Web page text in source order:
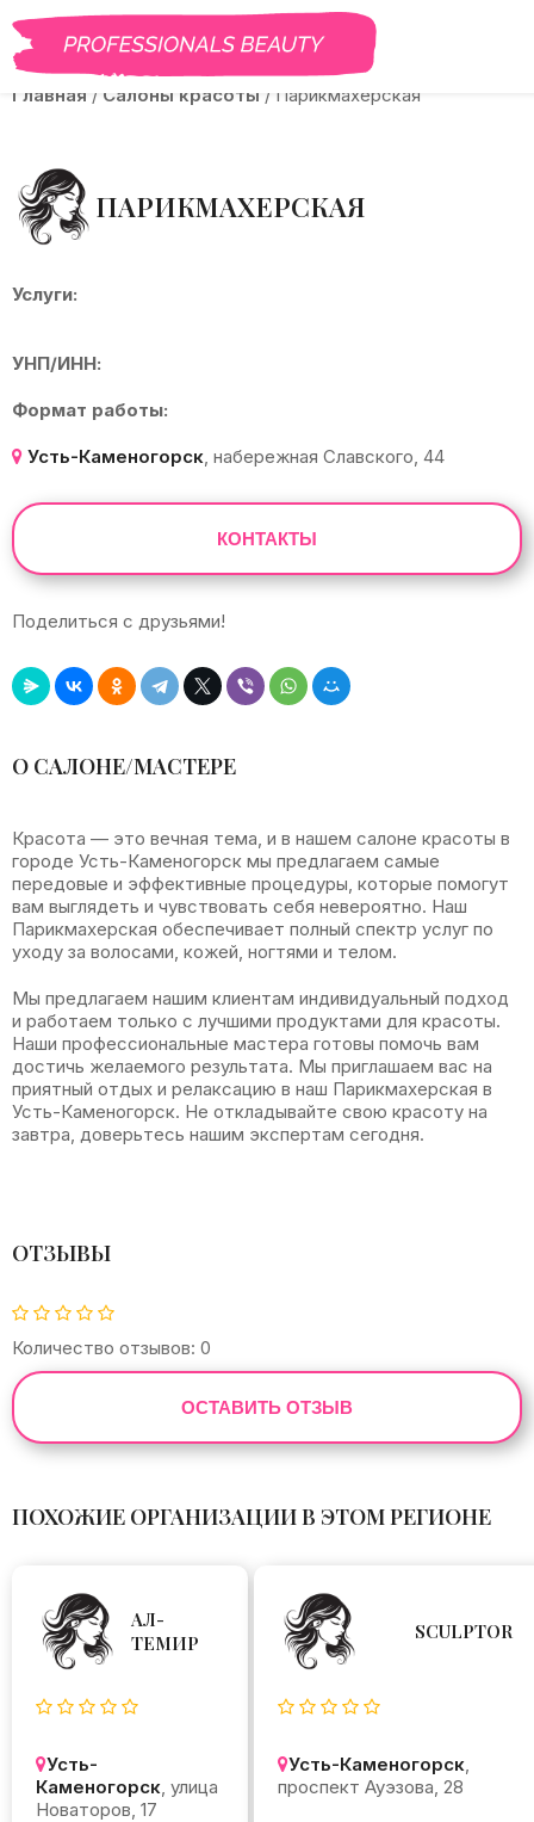
BEAUTY PRO САЛОНЫ ВАКАНСИИ КУРСЫ
Главная / Салоны красоты / Парикмахерская
ПАРИКМАХЕРСКАЯ
Услуги:
УНП/ИНН:
Формат работы:
Усть-Каменогорск, набережная Славского, 44
КОНТАКТЫ
Поделиться с друзьями!
−
О САЛОНЕ/МАСТЕРЕ
Красота — это вечная тема, и в нашем салоне красоты в
городе Усть-Каменогорск мы предлагаем самые
передовые и эффективные процедуры, которые помогут
вам выглядеть и чувствовать себя невероятно. Наш
Парикмахерская обеспечивает полный спектр услуг по
уходу за волосами, кожей, ногтями и телом.
Мы предлагаем нашим клиентам индивидуальный подход
и работаем только с лучшими продуктами для красоты.
Наши профессиональные мастера готовы помочь вам
достичь желаемого результата. Мы приглашаем вас на
приятный отдых и релаксацию в наш Парикмахерская в
Усть-Каменогорск. Не откладывайте свою красоту на
завтра, доверьтесь нашим экспертам сегодня.
ОТЗЫВЫ
Количество отзывов: 0
ОСТАВИТЬ ОТЗЫВ
ПОХОЖИЕ ОРГАНИЗАЦИИ В ЭТОМ РЕГИОНЕ
АЛ-
ТЕМИР
Усть-
Каменогорск, улица
Новаторов, 17
SCULPTOR
Усть-Каменогорск,
проспект Ауэзова, 28